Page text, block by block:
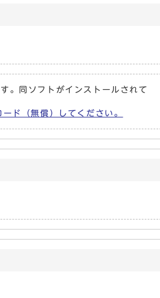
同ソフトがインストールされて
（無償）してください。